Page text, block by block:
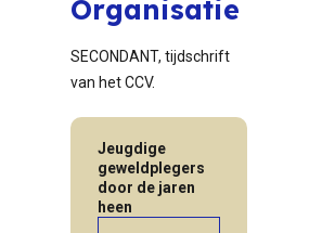
Organisatie
SECONDANT, tijdschrift
van het CCV.
Jeugdige
geweldplegers
door de jaren
heen